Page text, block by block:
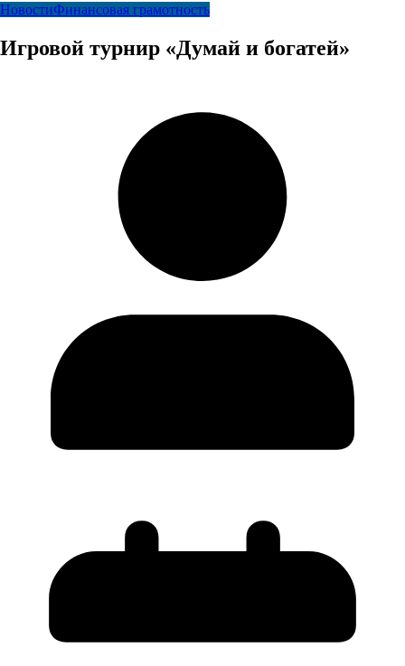
НовостиФинансовая грамотность
Игровой турнир «Думай и богатей»